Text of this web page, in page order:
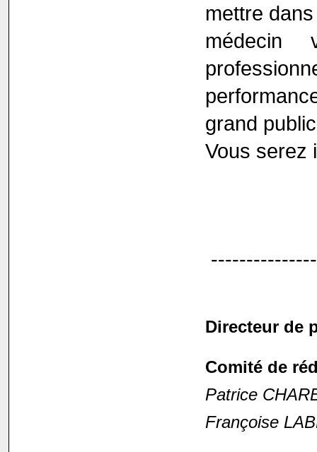
mettre
médecin
grand
Vous serez
Directeur de
Comité de
Patrice
Françoise